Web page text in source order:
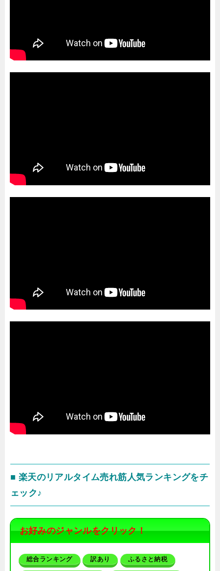
■ 楽天のリアルタイム売れ筋人気ランキングをチ
ェック♪
お好みのジャンルをクリック！
総合ランキング 訳あり ふるさと納税